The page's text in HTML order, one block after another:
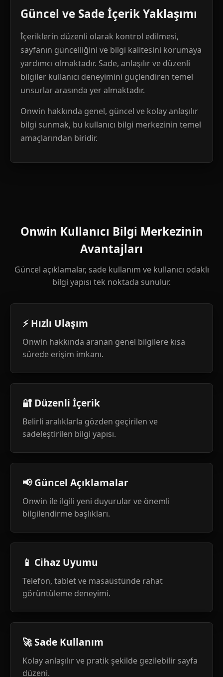
Güncel ve Sade İçerik Yaklaşımı
İçeriklerin düzenli olarak kontrol edilmesi,
sayfanın güncelliğini ve bilgi kalitesini korumaya
yardımcı olmaktadır. Sade, anlaşılır ve düzenli
bilgiler kullanıcı deneyimini güçlendiren temel
unsurlar arasında yer almaktadır.
Onwin hakkında genel, güncel ve kolay anlaşılır
bilgi sunmak, bu kullanıcı bilgi merkezinin temel
amaçlarından biridir.
Onwin Kullanıcı Bilgi Merkezinin
Avantajları
Güncel açıklamalar, sade kullanım ve kullanıcı odaklı
bilgi yapısı tek noktada sunulur.
⚡ Hızlı Ulaşım
Onwin hakkında aranan genel bilgilere kısa
sürede erişim imkanı.
🔐 Düzenli İçerik
Belirli aralıklarla gözden geçirilen ve
sadeleştirilen bilgi yapısı.
📢 Güncel Açıklamalar
Onwin ile ilgili yeni duyurular ve önemli
bilgilendirme başlıkları.
📱 Cihaz Uyumu
Telefon, tablet ve masaüstünde rahat
görüntüleme deneyimi.
🚀 Sade Kullanım
Kolay anlaşılır ve pratik şekilde gezilebilir sayfa
düzeni.